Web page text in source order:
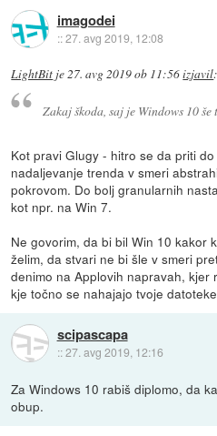
imagodei
::27. avg 2019, 12:08
LightBit je27. avg 2019 ob 11:56izjavil:
Zakaj škoda, saj je Windows 10
Kot pravi Glugy - hitro se da priti
nadaljevanje trenda v smeri
pokrovom. Do bolj granularnih
kot npr. na Win 7.
Ne govorim, da bi bil Win 10 kakor
želim, da stvari ne bi šle v smeri
denimo na Applovih napravah, kjer
kje točno se nahajajo tvoje
scipascapa
::27. avg 2019, 12:16
Za Windows 10 rabiš diplomo, da
obup.